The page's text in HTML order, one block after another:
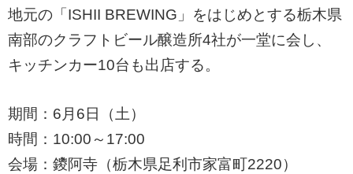
地元の「ISHII BREWING」をはじめとする栃木県
南部のクラフトビール醸造所4社が一堂に会し、
キッチンカー10台も出店する。
期間：6月6日（土）
時間：10:00～17:00
会場：鑁阿寺（栃木県足利市家富町2220）